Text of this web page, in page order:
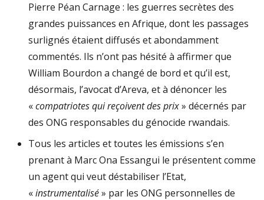
Pierre Péan Carnage : les guerres secrètes des
grandes puissances en Afrique, dont les passages
surlignés étaient diffusés et abondamment
commentés. Ils n’ont pas hésité à affirmer que
William Bourdon a changé de bord et qu’il est,
désormais, l’avocat d’Areva, et à dénoncer les
«compatriotes qui reçoivent des prix» décernés par
des ONG responsables du génocide rwandais.
Tous les articles et toutes les émissions s’en
prenant à Marc Ona Essangui le présentent comme
un agent qui veut déstabiliser l’Etat,
«instrumentalisé» par les ONG personnelles de